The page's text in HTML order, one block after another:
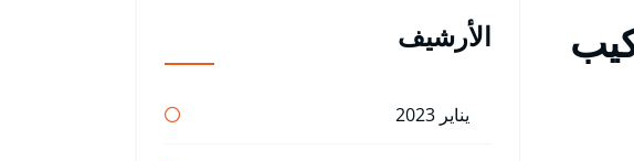
55806005 / تركيب
الأرشيف
يناير 2023